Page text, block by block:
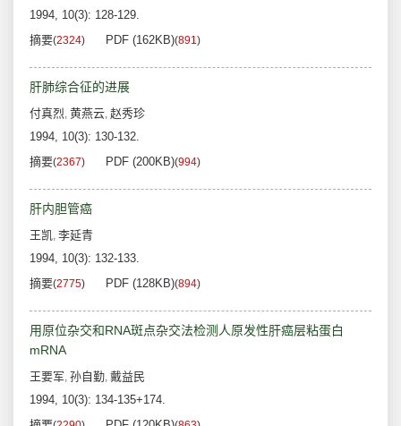
1994, 10(3): 128-129.
摘要(2324) PDF (162KB)(891)
肝肺综合征的进展
付真烈, 黄燕云, 赵秀珍
1994, 10(3): 130-132.
摘要(2367) PDF (200KB)(994)
肝内胆管癌
王凯, 李延青
1994, 10(3): 132-133.
摘要(2775) PDF (128KB)(894)
用原位杂交和RNA斑点杂交法检测人原发性肝癌层粘蛋白
mRNA
王要军, 孙自勤, 戴益民
1994, 10(3): 134-135+174.